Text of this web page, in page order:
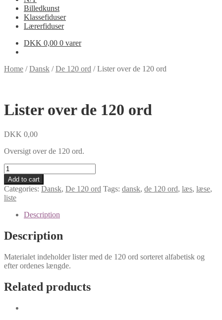
Billedkunst
Klassefiduser
Lærerfiduser
DKK 0,00 0 varer
Home /Dansk /De 120 ord /Lister over de 120 ord
Lister over de 120 ord
DKK 0,00
Oversigt over de 120 ord.
Lister
over
de
120
ord
quantity
Add to cart
Categories: Dansk, De 120 ord Tags: dansk, de 120 ord, læs, læse,
liste
Description
Description
Materialet indeholder lister med de 120 ord sorteret alfabetisk og
efter ordenes længde.
Related products